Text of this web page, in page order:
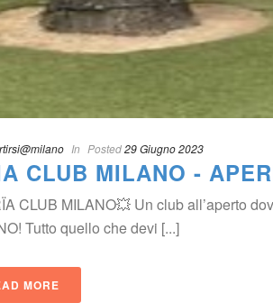
In Posted29 Giugno 2023
CLUB MILANO -
CLUB MILANO💥 Un club all’aperto
Tutto quello che devi [...]
MORE